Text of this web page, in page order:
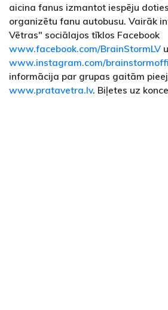
aicina fanus izmantot iespēju
organizētu fanu autobusu. Vairāk
Vētras" sociālajos tīklos Facebook
www.facebook.com/BrainStormLV
www.instagram.com/
informācija par grupas gaitām
www.pratavetra.lv. Biļetes uz